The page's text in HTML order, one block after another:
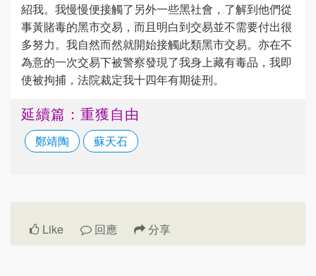
紹我。我慢慢便接觸了另外一些黑社會，了解到他們從
事黃賭毒的黑市交易，而且明白到交易並不需要付出很
多努力。我自然而然就開始接觸此類黑市交易。亦在不
為意的一次交易下被警察發現了我身上藏有毒品，我即
使被拘捕，法院裁定我十四年有期徒刑。
延續篇：重獲自由
鄭靖陶 蘇天石
Like 回應 分享